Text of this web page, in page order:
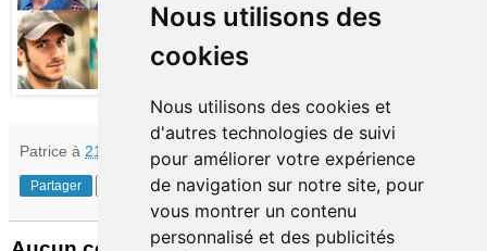
Nous utilisons des
cookies
Nous utilisons des cookies et
d'autres technologies de suivi
pour améliorer votre expérience
de navigation sur notre site, pour
vous montrer un contenu
personnalisé et des publicités
Patrice à 21:31
Partager